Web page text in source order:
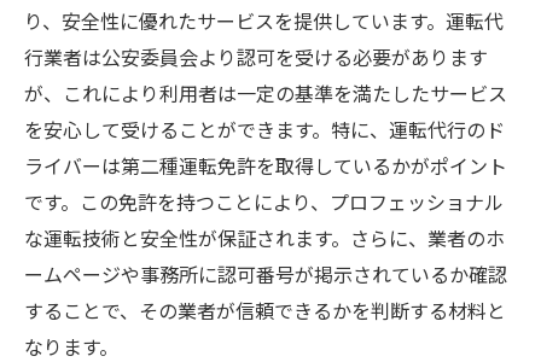
り、安全性に優れたサービスを提供しています。運転代
行業者は公安委員会より認可を受ける必要があります
が、これにより利用者は一定の基準を満たしたサービス
を安心して受けることができます。特に、運転代行のド
ライバーは第二種運転免許を取得しているかがポイント
です。この免許を持つことにより、プロフェッショナル
な運転技術と安全性が保証されます。さらに、業者のホ
ームページや事務所に認可番号が掲示されているか確認
することで、その業者が信頼できるかを判断する材料と
なります。